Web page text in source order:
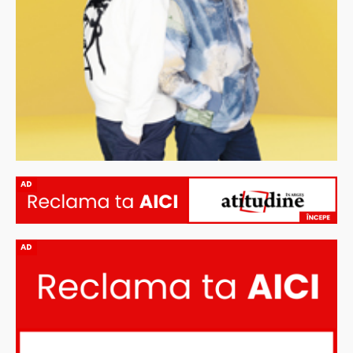
AD
AD